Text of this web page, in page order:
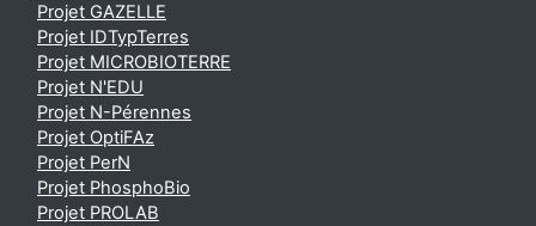
Projet GAZELLE
Projet IDTypTerres
Projet MICROBIOTERRE
Projet N'EDU
Projet N-Pérennes
Projet OptiFAz
Projet PerN
Projet PhosphoBio
Projet PROLAB